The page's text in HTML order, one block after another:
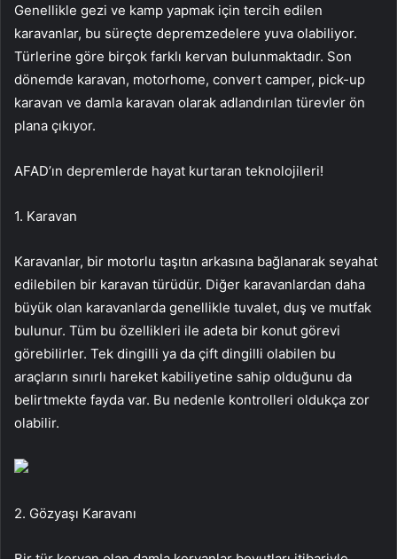
Genellikle gezi ve kamp yapmak için tercih edilen
karavanlar, bu süreçte depremzedelere yuva olabiliyor.
Türlerine göre birçok farklı kervan bulunmaktadır. Son
dönemde karavan, motorhome, convert camper, pick-up
karavan ve damla karavan olarak adlandırılan türevler ön
plana çıkıyor.
AFAD’ın depremlerde hayat kurtaran teknolojileri!
1. Karavan
Karavanlar, bir motorlu taşıtın arkasına bağlanarak seyahat
edilebilen bir karavan türüdür. Diğer karavanlardan daha
büyük olan karavanlarda genellikle tuvalet, duş ve mutfak
bulunur. Tüm bu özellikleri ile adeta bir konut görevi
görebilirler. Tek dingilli ya da çift dingilli olabilen bu
araçların sınırlı hareket kabiliyetine sahip olduğunu da
belirtmekte fayda var. Bu nedenle kontrolleri oldukça zor
olabilir.
2. Gözyaşı Karavanı